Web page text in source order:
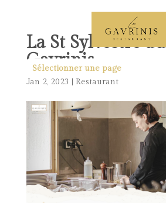
Sélectionner une page
La St Sylvestre au
Gavrinis
Jan 2, 2023 Restaurant